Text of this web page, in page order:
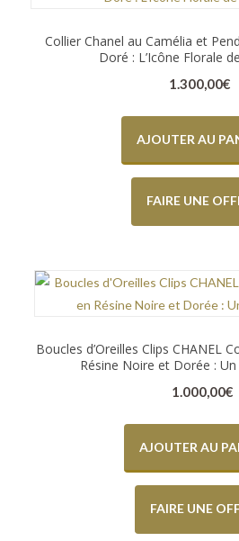
Collier Chanel au Camélia et
Doré : L’Icône Florale
1.300,00€
AJOUTER AU
FAIRE UNE
Boucles d’Oreilles Clips CHANEL
Résine Noire et Dorée :
1.000,00€
AJOUTER AU
FAIRE UNE